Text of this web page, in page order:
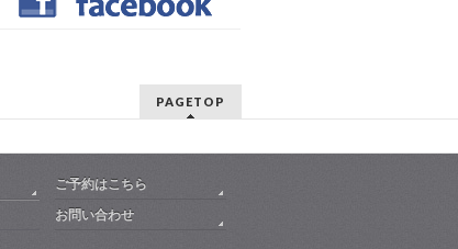
PAGETOP
ご予約はこちら
お問い合わせ